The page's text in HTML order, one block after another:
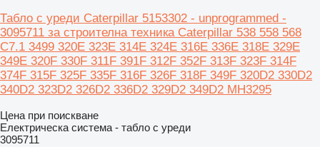
Табло с уреди Caterpillar 5153302 - unprogrammed -
3095711 за строителна техника Caterpillar 538 558 568
C7.1 3499 320E 323E 314E 324E 316E 336E 318E 329E
349E 320F 330F 311F 391F 312F 352F 313F 323F 314F
374F 315F 325F 335F 316F 326F 318F 349F 320D2 330D2
340D2 323D2 326D2 336D2 329D2 349D2 MH3295
Цена при поискване
Електрическа система - табло с уреди
3095711